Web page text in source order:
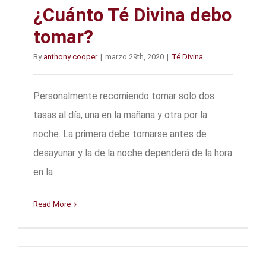
¿Cuánto Té Divina debo
tomar?
By anthony cooper | marzo 29th, 2020 | Té Divina
Personalmente recomiendo tomar solo dos
tasas al día, una en la mañana y otra por la
noche. La primera debe tomarse antes de
desayunar y la de la noche dependerá de la hora
en la
Read More